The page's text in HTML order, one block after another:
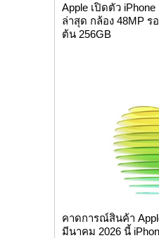
Apple เปิดตัว
ล่าสุด กล้อง 48MP ร
ต้น 256GB
คาดการณ์สินค้า
มีนาคม 2026 นี้